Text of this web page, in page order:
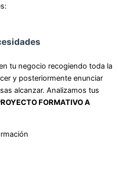
tu negocio recogiendo toda la
y posteriormente enunciar
alcanzar. Analizamos tus
FORMATIVO A